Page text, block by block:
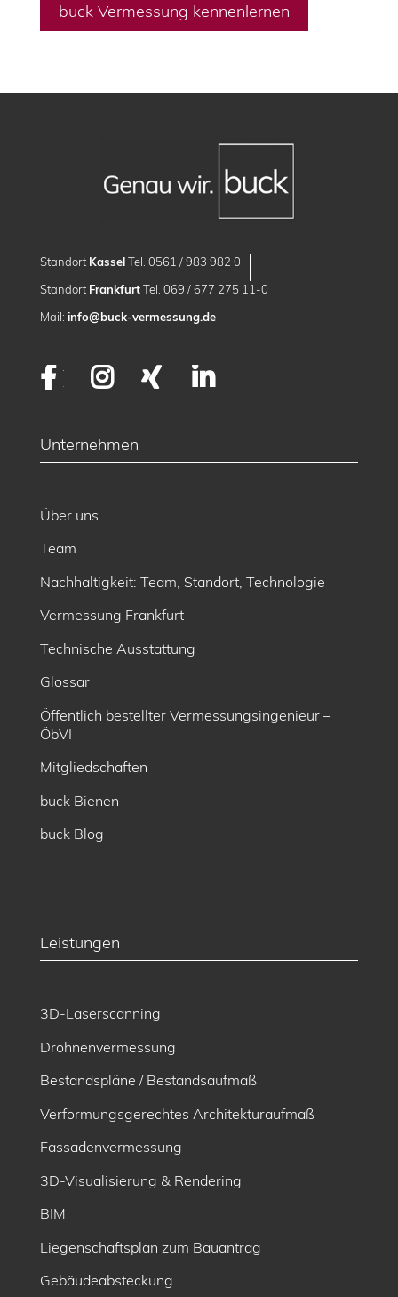
buck Vermessung kennenlernen
Standort KasselTel. 0561 / 983 982 0
Standort FrankfurtTel. 069 / 677 275 11-0
Mail: info@buck-vermessung.de
FacebookInstagram
XING
Unternehmen
Über uns
Team
Nachhaltigkeit: Team, Standort, Technologie
Vermessung Frankfurt
Technische Ausstattung
Glossar
Öffentlich bestellter Vermessungsingenieur –
ÖbVI
Mitgliedschaften
buck Bienen
buck Blog
Leistungen
3D-Laserscanning
Drohnenvermessung
Bestandspläne / Bestandsaufmaß
Verformungsgerechtes Architekturaufmaß
Fassadenvermessung
3D-Visualisierung & Rendering
BIM
Liegenschaftsplan zum Bauantrag
Gebäudeabsteckung